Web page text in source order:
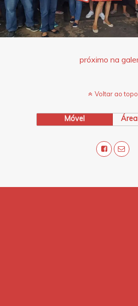
próximo na
Voltar ao topo
Móvel